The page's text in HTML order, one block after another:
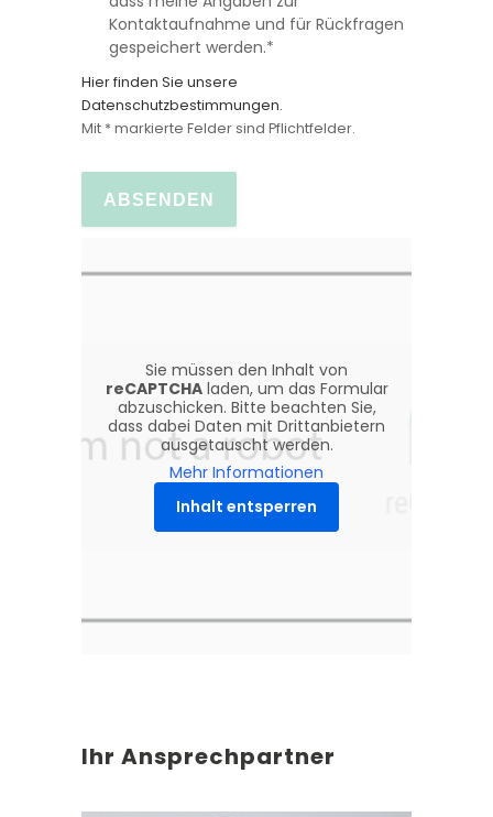
Kontaktaufnahme und für Rückfragen
gespeichert werden.*
Hier finden Sie unsere
Datenschutzbestimmungen.
Mit * markierte Felder sind Pflichtfelder.
Sie müssen den Inhalt von
reCAPTCHAladen, um das Formular
abzuschicken. Bitte beachten Sie,
dass dabei Daten mit Drittanbietern
ausgetauscht werden.
Mehr Informationen
Inhalt entsperren
Ihr Ansprechpartner